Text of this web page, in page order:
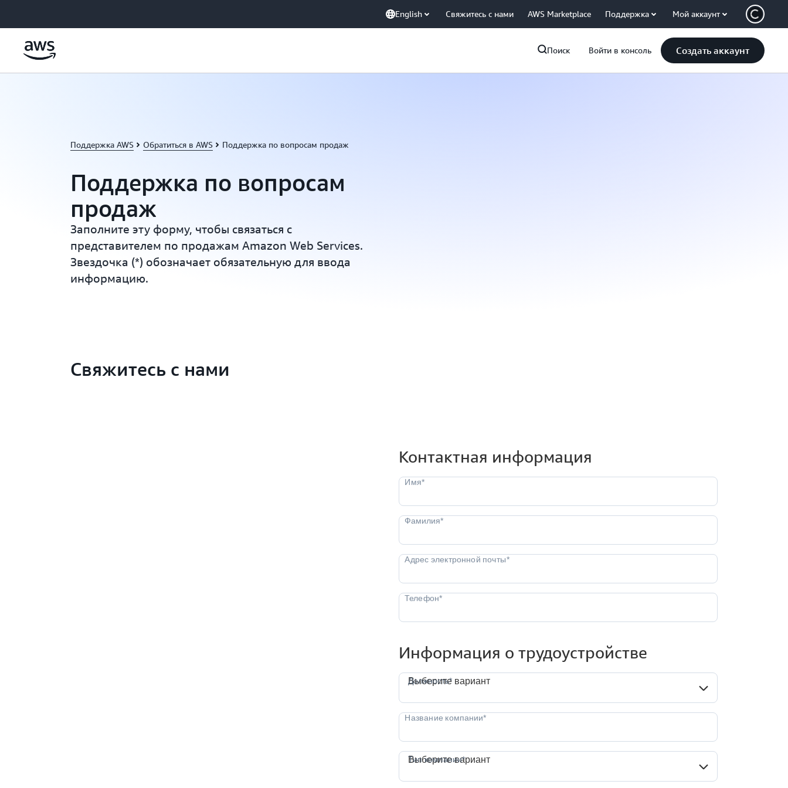
English Свяжитесь с нами AWS Marketplace Поддержка Мой аккаунт
Поиск Войти в консоль Создать аккаунт
Поддержка AWS Обратиться в AWS Поддержка по вопросам продаж
Поддержка по вопросам
продаж
Заполните эту форму, чтобы связаться с
представителем по продажам Amazon Web Services.
Звездочка (*) обозначает обязательную для ввода
информацию.
Свяжитесь с нами
Контактная информация
Информация о трудоустройстве
Должность*
Выберите вариант
Тип компании*
Выберите вариант